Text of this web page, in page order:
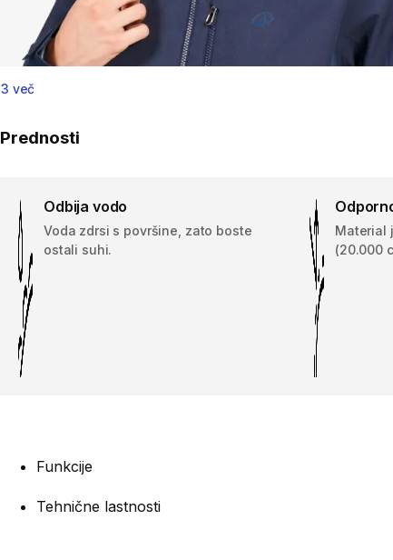
3 več
Prednosti
Odbija vodo
Voda zdrsi s površine, zato boste
ostali suhi.
Material
(20.000
Funkcije
Tehnične lastnosti